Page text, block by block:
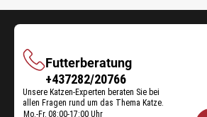
Futterberatung
Futterberatung
+437282/20766
Unsere Katzen-Experten beraten Sie bei
allen Fragen rund um das Thema Katze.
Mo.-Fr. 08:00-17:00 Uhr